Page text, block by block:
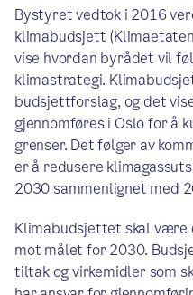
Bystyret vedtok i 2016
klimabudsjett
vise hvordan byrådet vil
klimastrategi.
budsjettforslag, og det
gjennomføres i Oslo for å
grenser. Det følger av
er å redusere
2030 sammenlignet med
Klimabudsjettet skal være
mot målet for 2030.
tiltak og virkemidler som